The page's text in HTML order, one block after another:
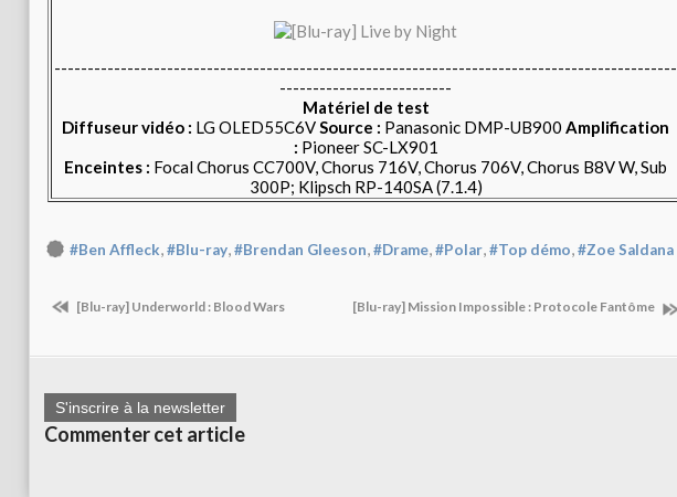
----------------------------------------------------------------------------------------------
--------------------------
Matériel de test
Diffuseur vidéo : LG OLED55C6V Source : Panasonic DMP-UB900 Amplification
: Pioneer SC-LX901
Enceintes : Focal Chorus CC700V, Chorus 716V, Chorus 706V, Chorus B8V W, Sub
300P; Klipsch RP-140SA (7.1.4)
#Ben Affleck,#Blu-ray,#Brendan Gleeson,#Drame,#Polar,#Top démo,#Zoe Saldana
[Blu-ray] Underworld : Blood Wars [Blu-ray] Mission Impossible : Protocole Fantôme
S'inscrire à la newsletter
Commenter cet article